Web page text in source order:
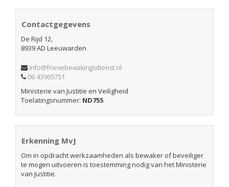
Contactgegevens
De Rijd 12,
8939 AD Leeuwarden
info@friesebewakingsdienst.nl
06 43965751
Ministerie van Justitie en Veiligheid
Toelatingsnummer: ND755
Erkenning MvJ
Om in opdracht werkzaamheden als bewaker of beveiliger
te mogen uitvoeren is toestemming nodig van het Ministerie
van Justitie.